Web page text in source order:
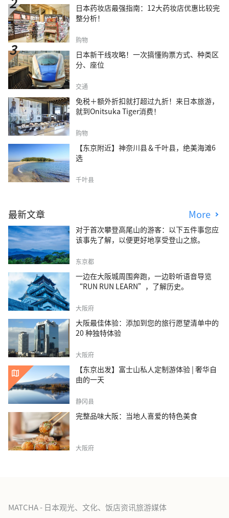
日本药妆店最强指南：12大药妆店优惠比较完
整分析！
购物
日本新干线攻略！一次搞懂购票方式、种类区
分、座位
交通
免税＋额外折扣就打超过九折！来日本旅游，
就到Onitsuka Tiger消费！
购物
【东京附近】神奈川县＆千叶县，绝美海滩6
选
千叶县
最新文章 More
对于首次攀登高尾山的游客：以下五件事您应
该事先了解，以便更好地享受登山之旅。
东京都
一边在大阪城周围奔跑，一边聆听语音导览
“RUN RUN LEARN”，了解历史。
大阪府
大阪最佳体验：添加到您的旅行愿望清单中的
20 种独特体验
大阪府
【东京出发】富士山私人定制游体验 | 奢华自
由的一天
静冈县
完整品味大阪：当地人喜爱的特色美食
大阪府
MATCHA - 日本观光、文化、饭店资讯旅游媒体